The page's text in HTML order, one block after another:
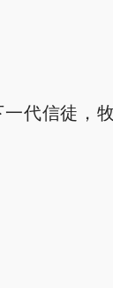
代信徒，